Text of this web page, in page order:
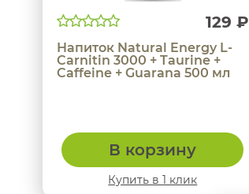
129 ₽
Напиток Natural Energy L-
Carnitin 3000 + Taurine +
Caffeine + Guarana 500 мл
В корзину
Купить в 1 клик